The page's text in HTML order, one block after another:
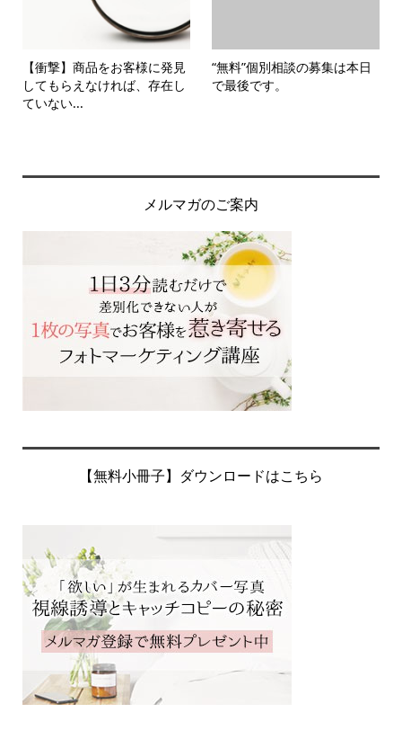
【衝撃】商品をお客様に発見
してもらえなければ、存在し
ていない...
“無料”個別相談の募集は本日
で最後です。
メルマガのご案内
【無料小冊子】ダウンロードはこちら